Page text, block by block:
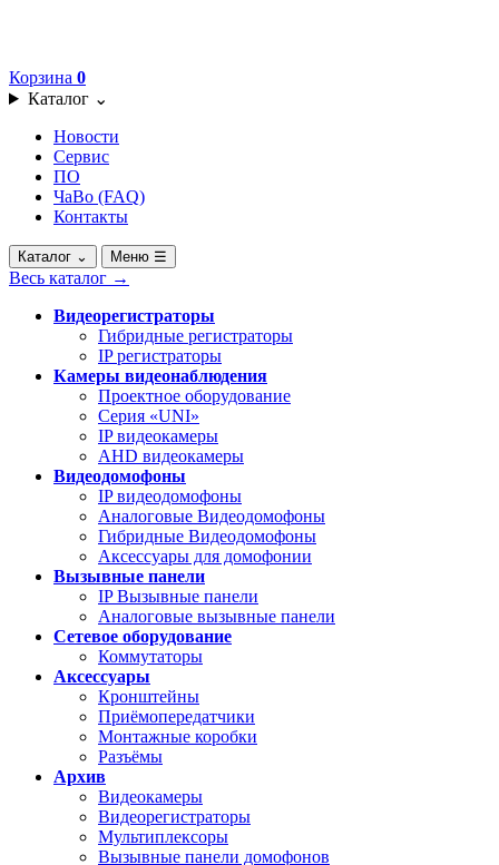
Корзина 0
Каталог ⌄
Новости
Сервис
ПО
ЧаВо (FAQ)
Контакты
Каталог ⌄ Меню ☰
Весь каталог →
Видеорегистраторы
Гибридные регистраторы
IP регистраторы
Камеры видеонаблюдения
Проектное оборудование
Серия «UNI»
IP видеокамеры
AHD видеокамеры
Видеодомофоны
IP видеодомофоны
Аналоговые Видеодомофоны
Гибридные Видеодомофоны
Аксессуары для домофонии
Вызывные панели
IP Вызывные панели
Аналоговые вызывные панели
Сетевое оборудование
Коммутаторы
Аксессуары
Кронштейны
Приёмопередатчики
Монтажные коробки
Разъёмы
Архив
Видеокамеры
Видеорегистраторы
Мультиплексоры
Вызывные панели домофонов